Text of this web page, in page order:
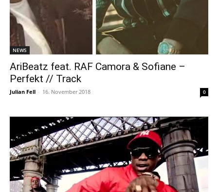
NEWS
AriBeatz feat. RAF Camora & Sofiane –
Perfekt // Track
Julian Fell - 16. November 2018 0